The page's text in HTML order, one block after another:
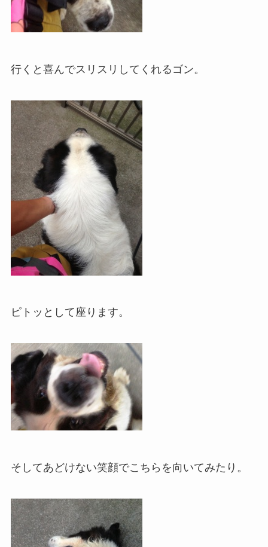
行くと喜んでスリスリしてくれるゴン。
ピトッとして座ります。
そしてあどけない笑顔でこちらを向いてみたり。